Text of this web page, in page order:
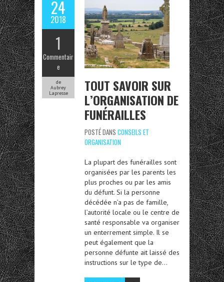
24
2018
1
Commentair
e
de
Aubrey
Lapresse
TOUT SAVOIR SUR
L’ORGANISATION DE
FUNÉRAILLES
POSTÉ DANS CONSEILS ET
ORGANISATION
La plupart des funérailles sont
organisées par les parents les
plus proches ou par les amis
du défunt. Si la personne
décédée n’a pas de famille,
l’autorité locale ou le centre de
santé responsable va organiser
un enterrement simple. Il se
peut également que la
personne défunte ait laissé des
instructions sur le type de…